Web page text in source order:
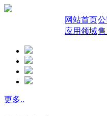
网站首页
应用领域
更多..